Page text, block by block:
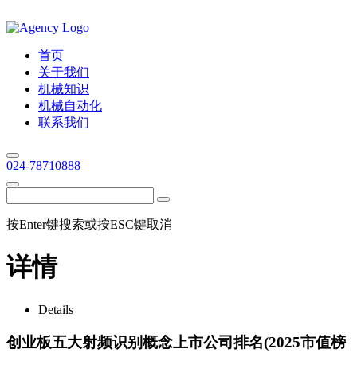
首页
关于我们
机械知识
机械自动化
联系我们
024-78710888
按Enter键搜索或按ESC键取消
详情
Details
创业板五大射频识别概念上市公司排名(2025市值榜